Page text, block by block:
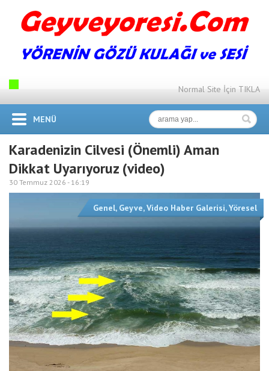
Normal Site İçin TIKLA
MENÜ
Karadenizin Cilvesi (Önemli) Aman
Dikkat Uyarıyoruz (video)
30 Temmuz 2026 - 16:19
Genel, Geyve,Video Haber Galerisi,Yöresel